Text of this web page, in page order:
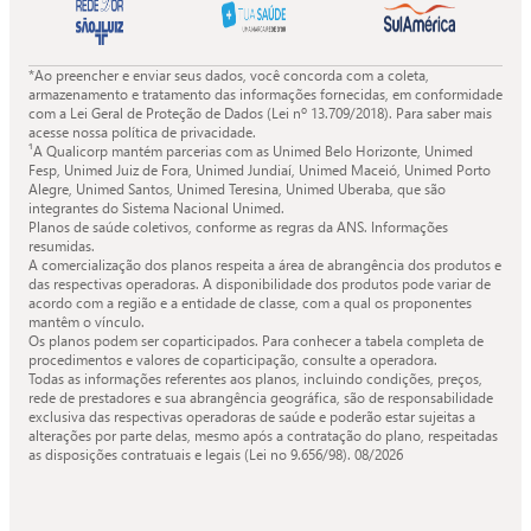
Quali.
Quali.
Quali.
*Ao preencher e enviar seus dados, você concorda com a coleta,
armazenamento e tratamento das informações fornecidas, em conformidade
com a Lei Geral de Proteção de Dados (Lei nº 13.709/2018). Para saber mais
acesse nossa política de privacidade.
¹A Qualicorp mantém parcerias com as Unimed Belo Horizonte, Unimed
Fesp, Unimed Juiz de Fora, Unimed Jundiaí, Unimed Maceió, Unimed Porto
Alegre, Unimed Santos, Unimed Teresina, Unimed Uberaba, que são
integrantes do Sistema Nacional Unimed.
Planos de saúde coletivos, conforme as regras da ANS. Informações
resumidas.
A comercialização dos planos respeita a área de abrangência dos produtos e
das respectivas operadoras. A disponibilidade dos produtos pode variar de
acordo com a região e a entidade de classe, com a qual os proponentes
mantêm o vínculo.
Os planos podem ser coparticipados. Para conhecer a tabela completa de
procedimentos e valores de coparticipação, consulte a operadora.
Todas as informações referentes aos planos, incluindo condições, preços,
rede de prestadores e sua abrangência geográfica, são de responsabilidade
exclusiva das respectivas operadoras de saúde e poderão estar sujeitas a
alterações por parte delas, mesmo após a contratação do plano, respeitadas
as disposições contratuais e legais (Lei no 9.656/98). 08/2026